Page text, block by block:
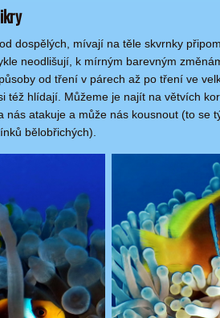
dospělých, mívají na těle skvrnky
neodlišují, k mírným barevným
od tření v párech až po tření ve
též hlídají. Můžeme je najít na větvích
nás atakuje a může nás kousnout (to se
bělobřichých).